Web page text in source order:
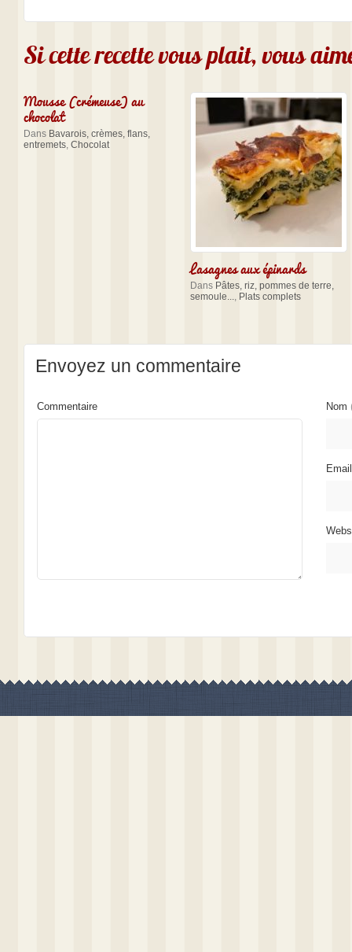
Si cette recette vous plait, vous
Mousse (crémeuse) au
chocolat
Dans Bavarois, crèmes, flans,
entremets, Chocolat
Lasagnes aux épinards
Dans Pâtes, riz, pommes de terre,
semoule..., Plats complets
Envoyez un commentaire
Nom
Commentaire